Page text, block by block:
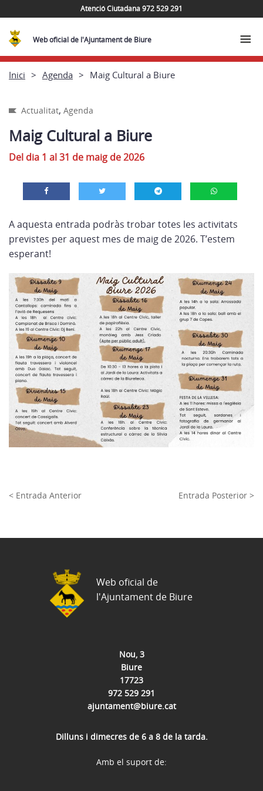
Atenció Ciutadana 972 529 291
Web oficial de l'Ajuntament de Biure
Inici Agenda Maig Cultural a Biure
Actualitat, Agenda
Maig Cultural a Biure
Del dia 1 al 31 de maig de 2026
A aquesta entrada podràs trobar totes les activitats
previstes per aquest mes de maig de 2026. T’estem
esperant!
< Entrada Anterior Entrada Posterior >
Nou, 3
Biure
17723
972 529 291
ajuntament@biure.cat
Dilluns i dimecres de 6 a 8 de la tarda.
Web oficial de
l'Ajuntament de Biure
Amb el suport de: